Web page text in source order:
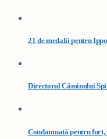
21 de medalii pentru
Directorul Căminului
Condamnată pentru